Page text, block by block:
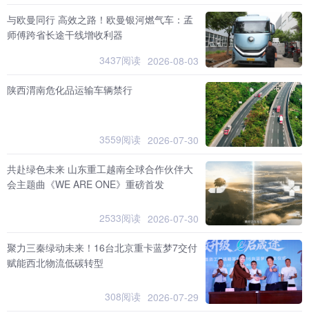
与欧曼同行 高效之路！欧曼银河燃气车：孟
师傅跨省长途干线增收利器
3437阅读 2026-08-03
陕西渭南危化品运输车辆禁行
3559阅读 2026-07-30
共赴绿色未来 山东重工越南全球合作伙伴大
会主题曲《WE ARE ONE》重磅首发
2533阅读 2026-07-30
聚力三秦绿动未来！16台北京重卡蓝梦7交付
赋能西北物流低碳转型
308阅读 2026-07-29